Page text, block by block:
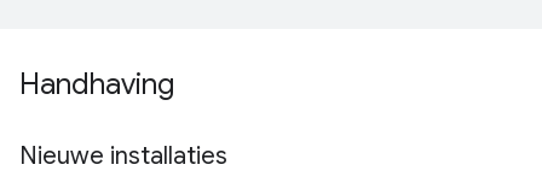
Handhaving
Nieuwe installaties